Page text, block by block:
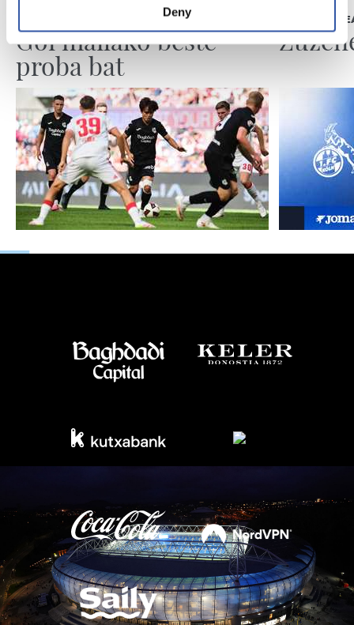
Deny
Goi mailako beste
proba bat
LEHEN